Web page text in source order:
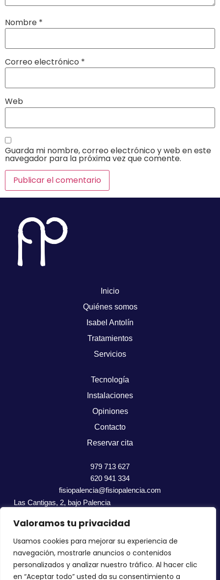
Valoramos tu privacidad
Usamos cookies para mejorar su experiencia de
navegación, mostrarle anuncios o contenidos
personalizados y analizar nuestro tráfico. Al hacer clic
en “Aceptar todo” usted da su consentimiento a
Nombre *
Correo electrónico *
Web
Guarda mi nombre, correo electrónico y web en este
navegador para la próxima vez que comente.
Inicio
Quiénes somos
Isabel Antolín
Tratamientos
Servicios
Tecnología
Instalaciones
Opiniones
Contacto
Reservar cita
979 713 627
620 941 334
fisiopalencia@fisiopalencia.com
Las Cantigas, 2, bajo Palencia
Política de cookies Política de privacidad Aviso Legal